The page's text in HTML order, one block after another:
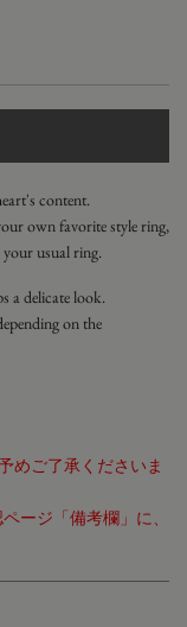
content.
own favorite style ring,
your usual ring.
a delicate look.
on the
めご了承くださいま
ージ「備考欄」に、